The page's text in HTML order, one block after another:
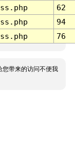
62
94
76
您带来的访问不便我